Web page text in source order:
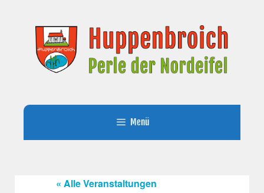
springen
Menü
« Alle Veranstaltungen